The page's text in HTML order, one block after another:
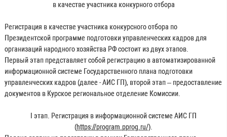
в качестве участника конкурного отбора
Регистрация в качестве участника конкурсного отбора по
Президентской программе подготовки управленческих кадров для
организаций народного хозяйства РФ состоит из двух этапов.
Первый этап представляет собой регистрацию в автоматизированной
информационной системе Государственного плана подготовки
управленческих кадров (далее - АИС ГП), второй этап – предоставление
документов в Курское региональное отделение Комиссии.
I этап. Регистрация в информационной системе АИС ГП
(https://program.pprog.ru/).